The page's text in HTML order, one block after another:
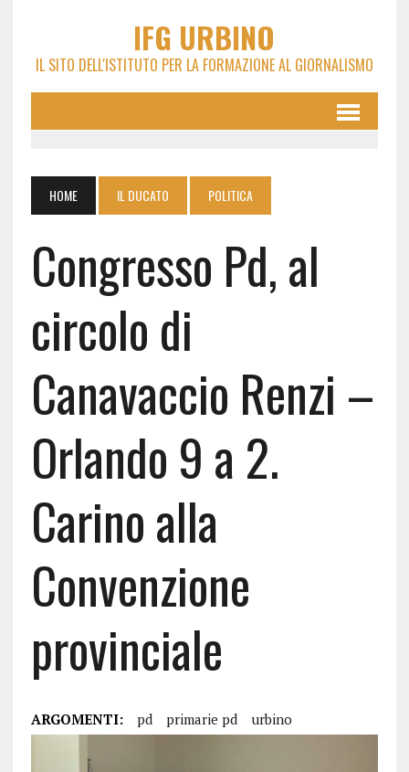
IFG URBINO
IL SITO DELL'ISTITUTO PER LA FORMAZIONE AL GIORNALISMO
HOME IL DUCATO POLITICA
Congresso Pd, al
circolo di
Canavaccio Renzi –
Orlando 9 a 2.
Carino alla
Convenzione
provinciale
ARGOMENTI: pd primarie pd urbino